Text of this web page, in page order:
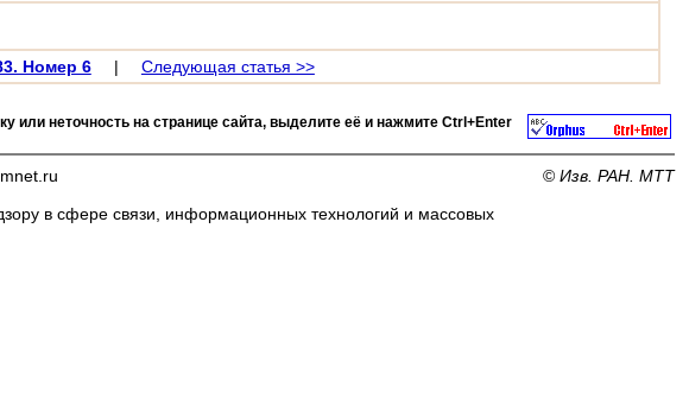
Номер 6 | Следующая статья >>
или неточность на странице сайта, выделите её и нажмите Ctrl+Enter
в сфере связи, информационных технологий и массовых
© Изв. РАН. МТТ